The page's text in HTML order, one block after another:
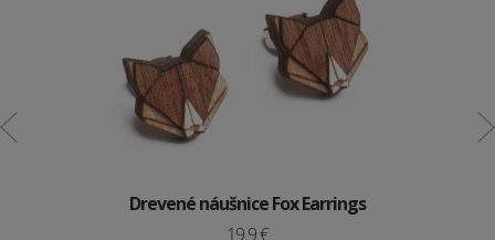
Drevené náušnice Fox Earrings
19.9 €